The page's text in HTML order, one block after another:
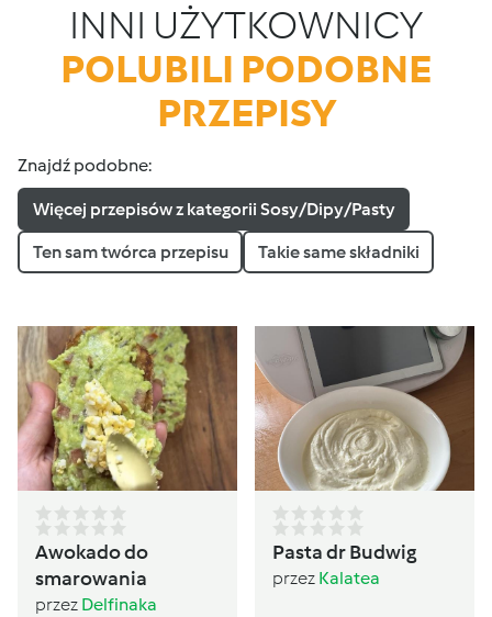
INNI UŻYTKOWNICY
POLUBILI PODOBNE
PRZEPISY
Znajdź podobne:
Więcej przepisów z kategorii Sosy/Dipy/Pasty
Ten sam twórca przepisu Takie same składniki
Awokado do
smarowania
przez Delfinaka
Pasta dr Budwig
przez Kalatea